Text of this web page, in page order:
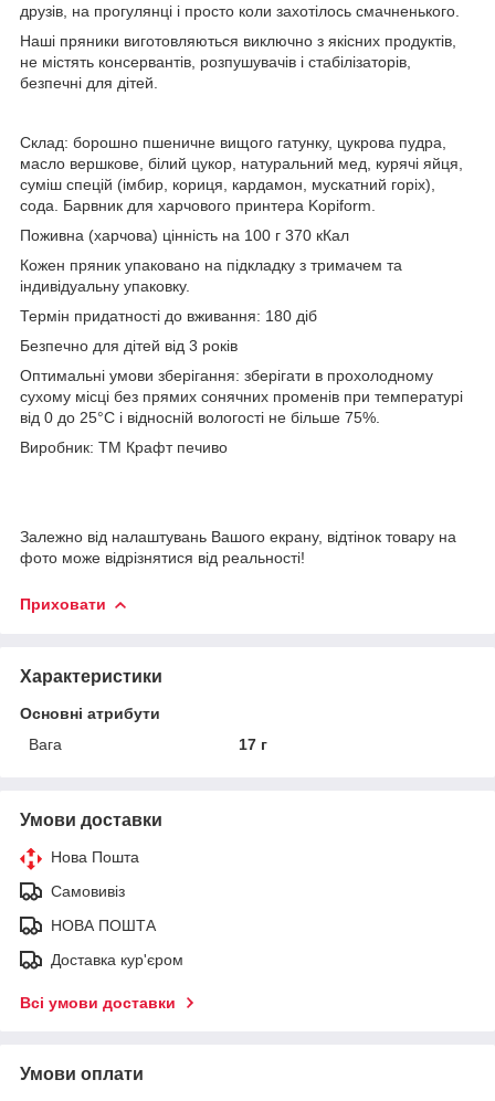
друзів, на прогулянці і просто коли захотілось смачненького.
Наші пряники виготовляються виключно з якісних продуктів,
не містять консервантів, розпушувачів і стабілізаторів,
безпечні для дітей.
Склад: борошно пшеничне вищого гатунку, цукрова пудра,
масло вершкове, білий цукор, натуральний мед, курячі яйця,
суміш спецій (імбир, кориця, кардамон, мускатний горіх),
сода. Барвник для харчового принтера Kopiform.
Поживна (харчова) цінність на 100 г 370 кКал
Кожен пряник упаковано на підкладку з тримачем та
індивідуальну упаковку.
Термін придатності до вживання: 180 діб
Безпечно для дітей від 3 років
Оптимальні умови зберігання: зберігати в прохолодному
сухому місці без прямих сонячних променів при температурі
від 0 до 25°С і відносній вологості не більше 75%.
Виробник: ТМ Крафт печиво
Залежно від налаштувань Вашого екрану, відтінок товару на
фото може відрізнятися від реальності!
Приховати
Характеристики
Основні атрибути
Вага
17 г
Умови доставки
Нова Пошта
Самовивіз
НОВА ПОШТА
Доставка кур'єром
Всі умови доставки
Умови оплати